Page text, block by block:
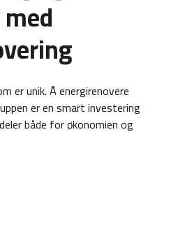
er unik. Å energirenovere
er en smart investering
både for økonomien og